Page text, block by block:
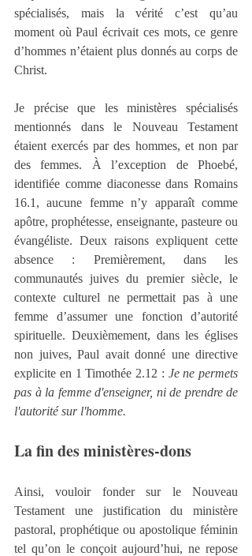
spécialisés, mais la vérité c’est qu’au
moment où Paul écrivait ces mots, ce genre
d’hommes n’étaient plus donnés au corps de
Christ.
Je précise que les ministères spécialisés
mentionnés dans le Nouveau Testament
étaient exercés par des hommes, et non par
des femmes. À l’exception de Phoebé,
identifiée comme diaconesse dans Romains
16.1, aucune femme n’y apparaît comme
apôtre, prophétesse, enseignante, pasteure ou
évangéliste. Deux raisons expliquent cette
absence : Premièrement, dans les
communautés juives du premier siècle, le
contexte culturel ne permettait pas à une
femme d’assumer une fonction d’autorité
spirituelle. Deuxièmement, dans les églises
non juives, Paul avait donné une directive
explicite en 1 Timothée 2.12 : Je ne permets
pas à la femme d'enseigner, ni de prendre de
l'autorité sur l'homme.
La fin des ministères-dons
Ainsi, vouloir fonder sur le Nouveau
Testament une justification du ministère
pastoral, prophétique ou apostolique féminin
tel qu’on le conçoit aujourd’hui, ne repose